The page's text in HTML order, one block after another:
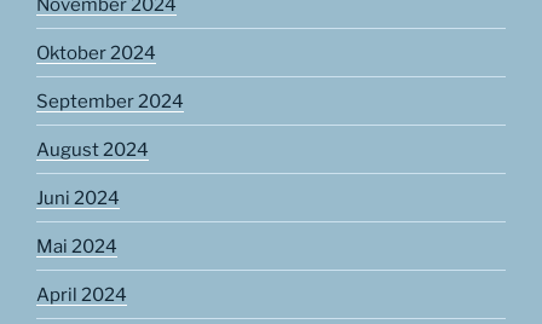
November 2024
Oktober 2024
September 2024
August 2024
Juni 2024
Mai 2024
April 2024